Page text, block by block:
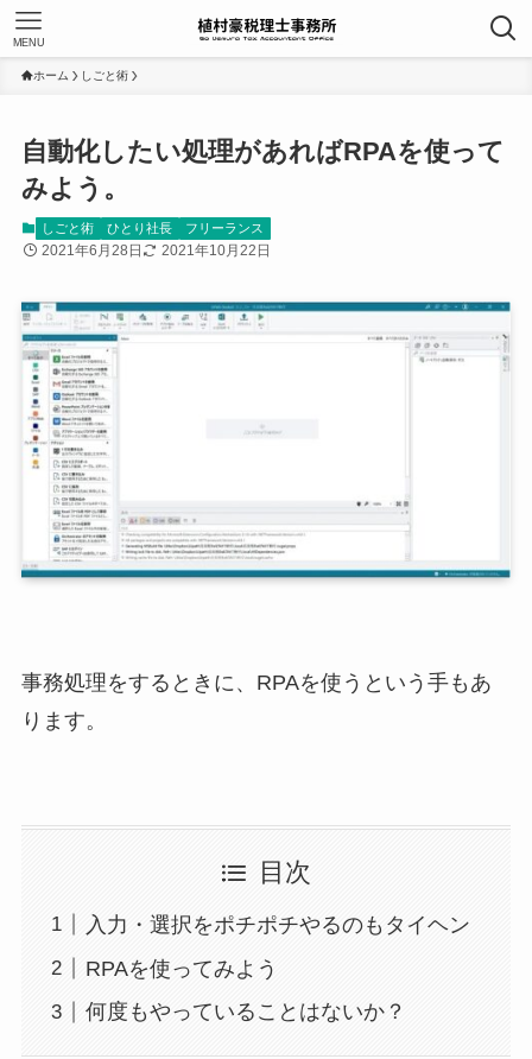
MENU
ホーム しごと術
自動化したい処理があればRPAを使って
みよう。
しごと術 ひとり社長 フリーランス
2021年6月28日 2021年10月22日
事務処理をするときに、RPAを使うという手もあ
ります。
目次
入力・選択をポチポチやるのもタイヘン
RPAを使ってみよう
何度もやっていることはないか？